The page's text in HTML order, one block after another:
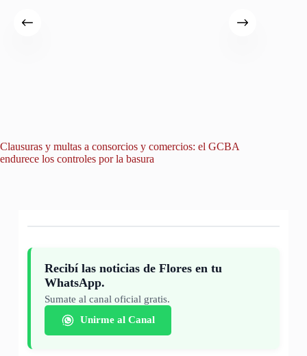
Clausuras y multas a consorcios y comercios: el GCBA
endurece los controles por la basura
Recibí las noticias de Flores en tu
WhatsApp.
Sumate al canal oficial gratis.
Unirme al Canal